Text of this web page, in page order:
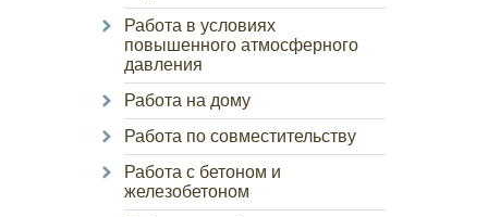
Работа в условиях
повышенного атмосферного
давления
Работа на дому
Работа по совместительству
Работа с бетоном и
железобетоном